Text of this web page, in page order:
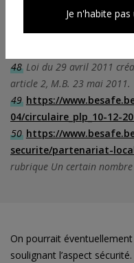
Loi du 29 avril 2011
48 Loi du 29 avril 2011
article 2, M.B. 23 mai 2011.
49 https://
04/circulaire_plp_10-12-
50 https://
securite/partenariat-
rubrique Un certain
On pourrait éventuellement
soulignant l’aspect
Je n'habite